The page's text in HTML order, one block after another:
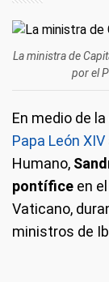
La ministra de
por el
En medio de
Papa León XIV
Humano,
pontífice en
Vaticano,
ministros de